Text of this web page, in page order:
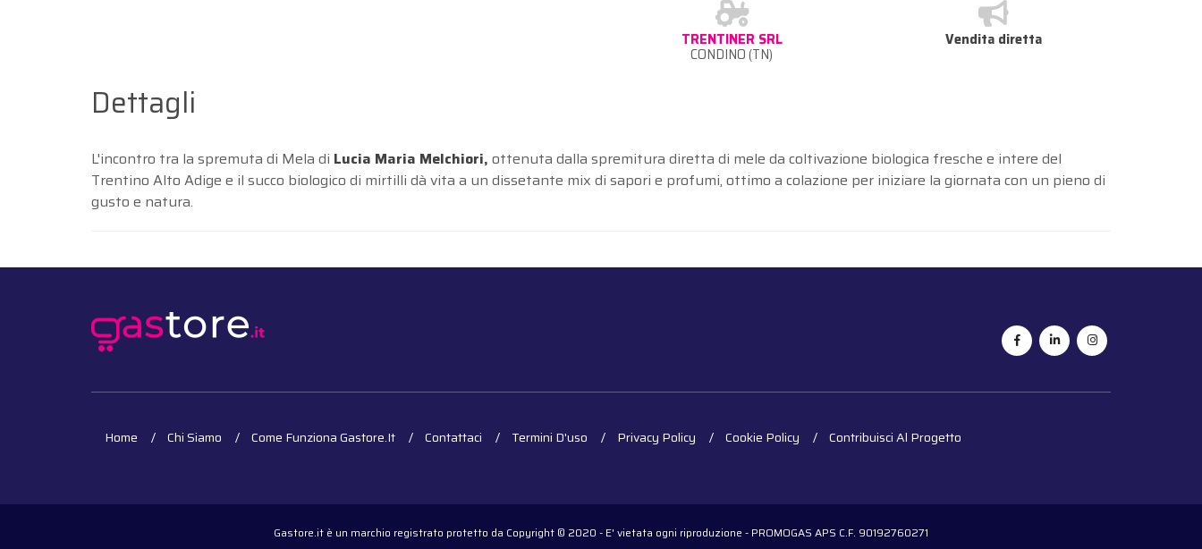
TRENTINER SRL
CONDINO (TN)
Vendita diretta
Dettagli
L'incontro tra la spremuta di Mela di Lucia Maria Melchiori, ottenuta dalla spremitura diretta di mele da coltivazione biologica fresche e intere del
Trentino Alto Adige e il succo biologico di mirtilli dà vita a un dissetante mix di sapori e profumi, ottimo a colazione per iniziare la giornata con un pieno di
gusto e natura.
Home Chi Siamo Come Funziona Gastore.it Contattaci Termini D'uso Privacy Policy Cookie Policy Contribuisci Al Progetto
Gastore.it è un marchio registrato protetto da Copyright © 2020 - E' vietata ogni riproduzione - PROMOGAS APS C.F. 90192760271